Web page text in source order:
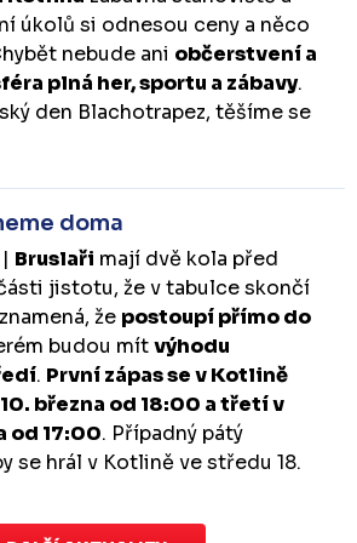
úkolů si odnesou ceny a něco
nebude ani občerstvení a
plná her, sportu a zábavy.
den Blachotrapez, těšíme se
doma
Bruslaři mají dvě kola před
jistotu, že v tabulce skončí
že postoupí přímo do
budou mítvýhodu
. První zápas se v Kotlině
března od 18:00 a třetí v
od 17:00. Případný pátý
se hrál v Kotlině ve středu 18.